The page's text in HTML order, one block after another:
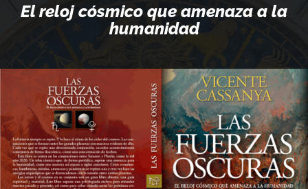
El reloj cósmico que amenaza a la
humanidad